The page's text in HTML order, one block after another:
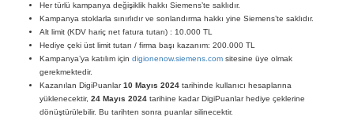
Her türlü kampanya değişiklik hakkı Siemens’te saklıdır.
Kampanya stoklarla sınırlıdır ve sonlandırma hakkı yine Siemens’te saklıdır.
Alt limit (KDV hariç net fatura tutarı) : 10.000 TL
Hediye çeki üst limit tutarı / firma başı kazanım: 200.000 TL
Kampanya’ya katılım için digionenow.siemens.com sitesine üye olmak
gerekmektedir.
Kazanılan DigiPuanlar10 Mayıs 2024 tarihinde kullanıcı hesaplarına
yüklenecektir, 24 Mayıs 2024 tarihine kadar DigiPuanlar hediye çeklerine
dönüştürülebilir. Bu tarihten sonra puanlar silinecektir.